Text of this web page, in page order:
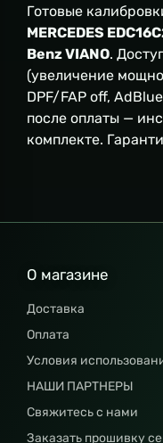
Готовые
MERCEDES
Benz VIANO.
(увеличение
DPF/FAP off,
после оплаты —
комплекте.
О магазине
Доставка
Оплата
Условия
НАШИ ПАРТНЕРЫ
Свяжитесь с нами
Заказать прошивку